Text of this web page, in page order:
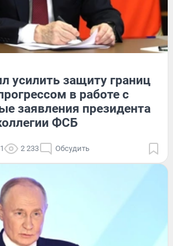
усилить защиту границ
в работе с
заявления президента
ФСБ
2 233 Обсудить